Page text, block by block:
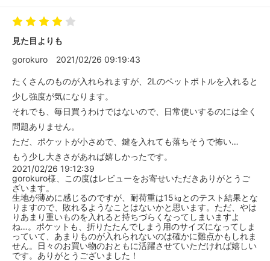
見た目よりも
gorokuro
2021/02/26 09:19:43
たくさんのものが入れられますが、2Lのペットボトルを入れると
少し強度が気になります。
それでも、毎日買うわけではないので、日常使いするのには全く
問題ありません。
ただ、ポケットが小さめで、鍵を入れても落ちそうで怖い…
もう少し大きさがあれば嬉しかったです。
2021/02/26 19:12:39
gorokuro様、この度はレビューをお寄せいただきありがとうご
ざいます。
生地が薄めに感じるのですが、耐荷重は15㎏とのテスト結果とな
りますので、敗れるようなことはないかと思います。ただ、やは
りあまり重いものを入れると持ちづらくなってしまいますよ
ね…。ポケットも、折りたたんでしまう用のサイズになってしま
っていて、あまりものが入れられないのは確かに難点かもしれま
せん。日々のお買い物のおともに活躍させていただければ嬉しい
です。ありがとうございました！